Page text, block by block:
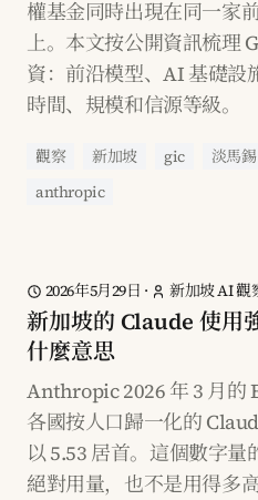
權基金同時出現在同一家
上。本文按公開資訊梳理
資：前沿模型、AI 基礎設
時間、規模和信源等級。
觀察 新加坡 gic 淡馬錫
anthropic
2026年5月29日 · 新加坡 AI 觀
新加坡的 Claude 使用
什麼意思
Anthropic 2026 年 3 月的
各國按人口歸一化的
以 5.53 居首。這個數字
絕對用量，也不是用得多